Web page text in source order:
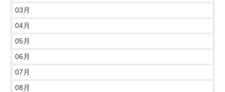
03月
04月
05月
06月
07月
08月